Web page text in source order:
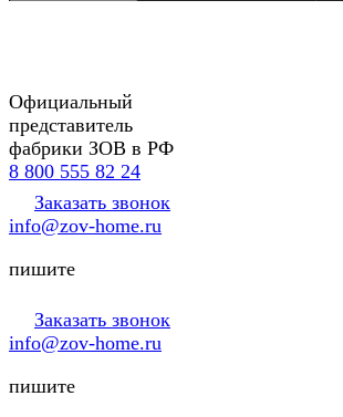
Официальный
представитель
фабрики ЗОВ в РФ
8 800 555 82 24
Заказать звонок
info@zov-home.ru
пишите
Заказать звонок
info@zov-home.ru
пишите